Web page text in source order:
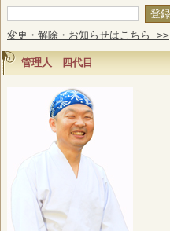
変更・解除・お知らせはこちら >>
管理人 四代目